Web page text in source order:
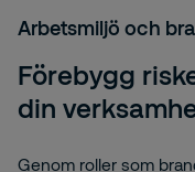
Arbetsmiljö och
Förebygg
din
Genom roller som